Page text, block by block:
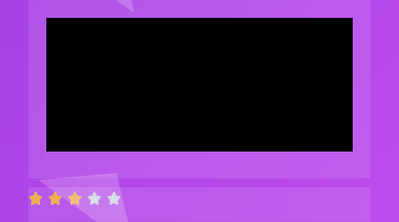
    